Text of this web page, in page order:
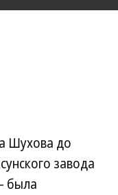
Шухова до
завода
была